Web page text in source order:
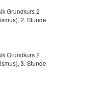
Grundkurs 2
2. Stunde
Grundkurs 2
3. Stunde